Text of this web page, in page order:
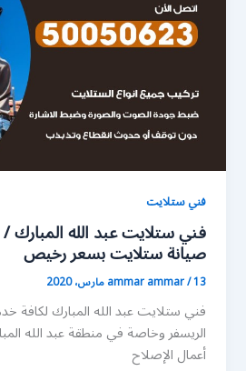
فني ستلايت
صيانة ستلايت بسعر رخيص
ammar ammar/13 مارس، 2020
فني ستلايت عبد الله المبارك لكافة
الريسفر وخاصة في منطقة عبد الله
أعمال الإصلاح